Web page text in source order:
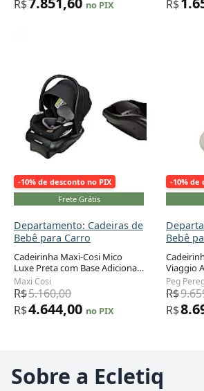
R$
no PIX
R$
-10% de desconto no PIX
Frete Grátis
Departamento: Cadeiras de
Bebê para Carro
Cadeirinha Maxi-Cosi Mico
Luxe Preta com Base Adicional
Recém-nascido a 13,6 kg
Maxi Cosi
R$5.160,00
R$4.644,00 no PIX
-10% de
Bebê
Viaggio
em-Um
Peg
R$
R$
Sobre a Ecletiq